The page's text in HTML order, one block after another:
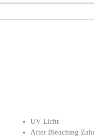
UV Licht
After Bleaching